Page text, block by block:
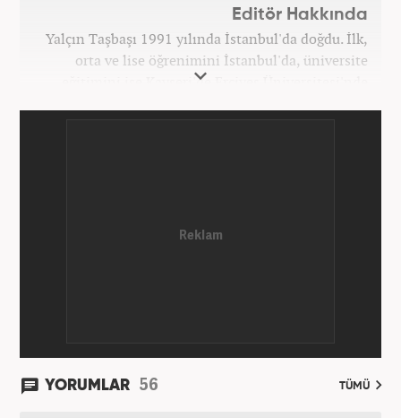
Editör Hakkında
Yalçın Taşbaşı 1991 yılında İstanbul'da doğdu. İlk,
orta ve lise öğrenimini İstanbul'da, üniversite
eğitimini ise Kayseri'de Erciyes Üniversitesi'nde
göreve başladı ve çalışmalarına devam ediyor.
YORUMLAR 56 TÜMÜ